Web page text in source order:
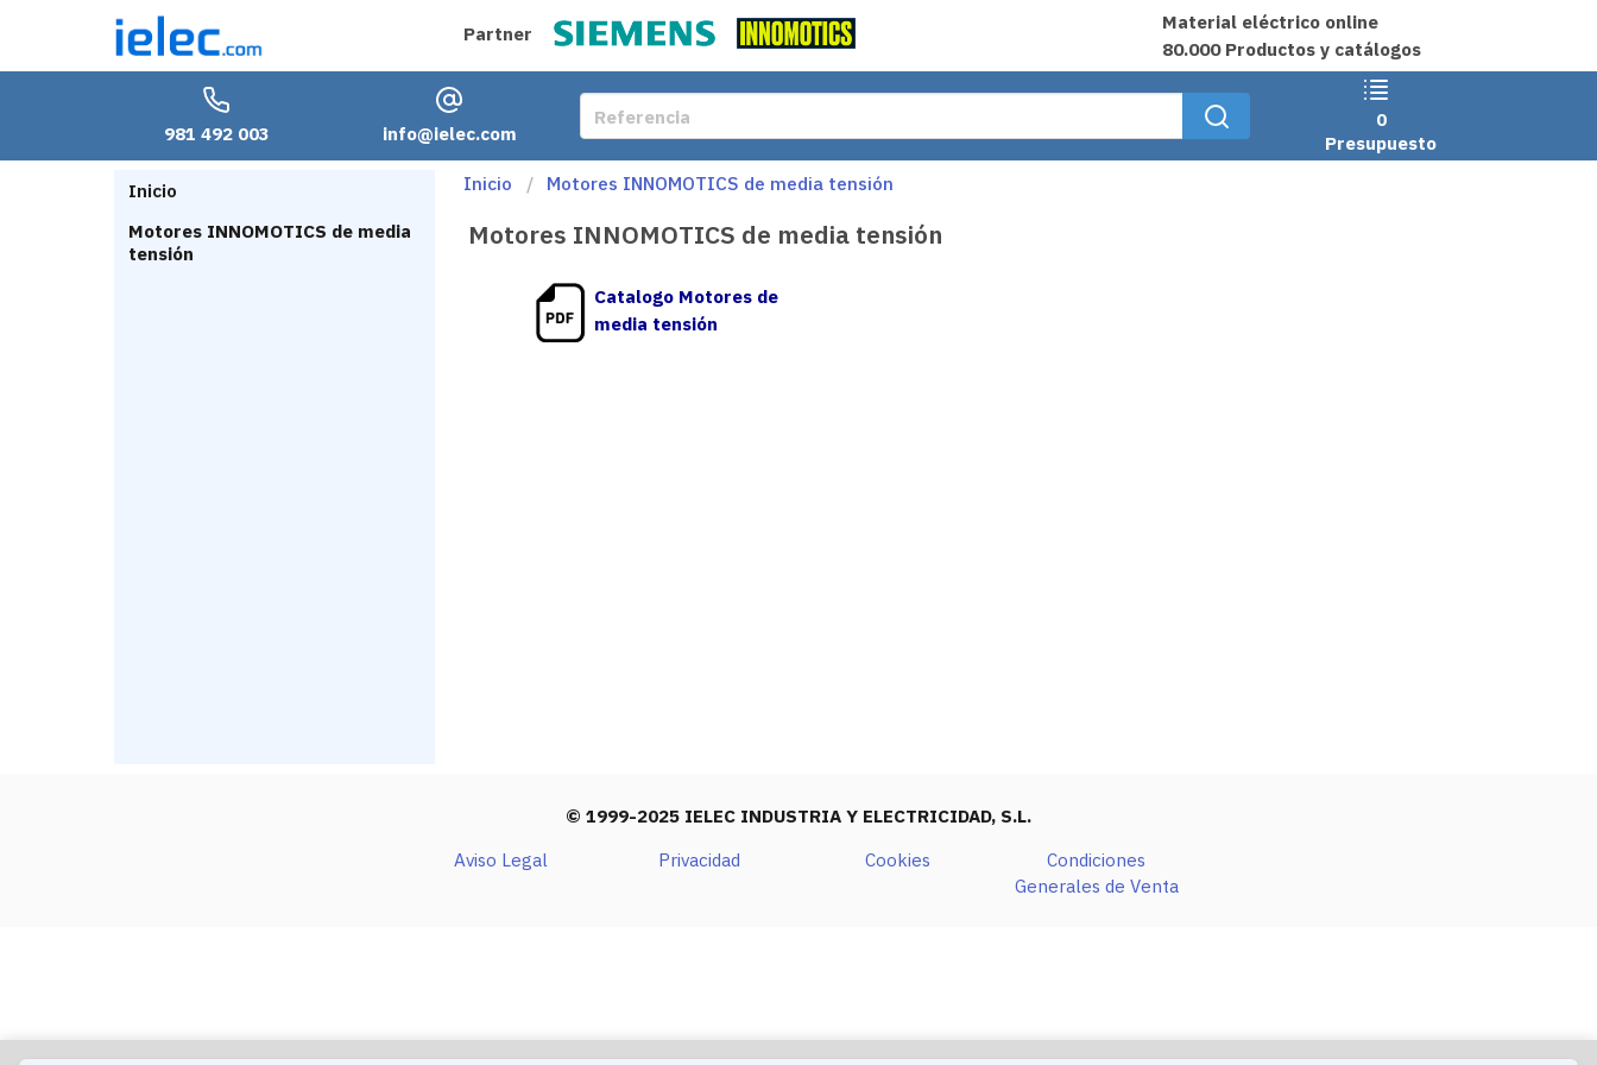
Partner
Material eléctrico online
80.000 Productos y catálogos
981 492 003 info@ielec.com
0
Presupuesto
Inicio
Motores INNOMOTICS de media
tensión
Inicio Motores INNOMOTICS de media tensión
Motores INNOMOTICS de media tensión
Catalogo Motores de
media tensión
© 1999-2025 IELEC INDUSTRIA Y ELECTRICIDAD, S.L.
Aviso Legal
Privacidad Cookies
Condiciones
Generales de Venta